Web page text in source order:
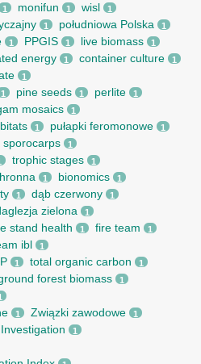
1 monifun 1 wisl 1
1 południowa Polska 1
1 PPGIS 1 live biomass 1
energy 1 container culture 1
1
1 pine seeds 1 perlite 1
mosaics 1
1 pułapki feromonowe 1
sporocarps 1
trophic stages 1
1 bionomics 1
1 dąb czerwony 1
zielona 1
stand health 1 fire team 1
ibl 1
1 total organic carbon 1
forest biomass 1
1 Związki zawodowe 1
1